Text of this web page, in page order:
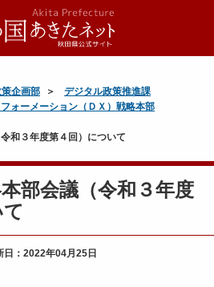
企画部
デジタル政策推進課
ォーメーション（ＤＸ）戦略本部
和３年度第４回）について
部会議（令和３年度
日： 2022年04月25日